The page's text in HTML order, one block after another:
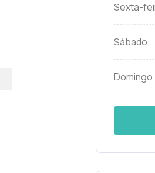
Sexta-
Sábado
Domingo